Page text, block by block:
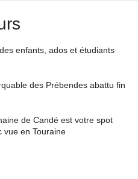
enfants, ados et étudiants
des Prébendes abattu fin
de Candé est votre spot
vue en Touraine